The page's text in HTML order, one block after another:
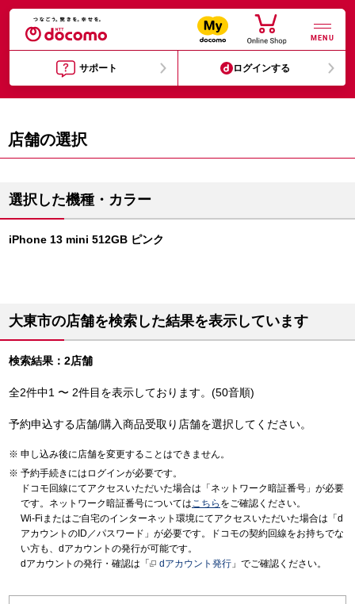
MENU
サポート ログインする
店舗の選択
選択した機種・カラー
iPhone 13 mini 512GB ピンク
大東市の店舗を検索した結果を表示しています
検索結果：2店舗
全2件中1 〜 2件目を表示しております。(50音順)
予約申込する店舗/購入商品受取り店舗を選択してください。
申し込み後に店舗を変更することはできません。
予約手続きにはログインが必要です。
ドコモ回線にてアクセスいただいた場合は「ネットワーク暗証番号」が必要
です。ネットワーク暗証番号についてはこちら をご確認ください。
Wi-Fiまたはご自宅のインターネット環境にてアクセスいただいた場合は「d
アカウントのID／パスワード」が必要です。ドコモの契約回線をお持ちでな
い方も、dアカウントの発行が可能です。
dアカウントの発行・確認は「
dアカウント発行 」でご確認ください。